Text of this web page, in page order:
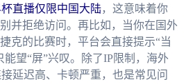
直播仅限中国大陆，这意味着你
并拒绝访问。再比如，当你在国外
克的比赛时，平台会直接提示“当
能望“屏”兴叹。除了IP限制，海外
延迟高、卡顿严重，也是常见问